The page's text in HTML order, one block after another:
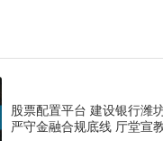
股票配置平台 建设银行潍
严守金融合规底线 厅堂宣